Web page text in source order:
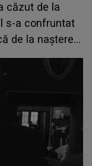
căzut de la
s-a confruntat
de la naștere